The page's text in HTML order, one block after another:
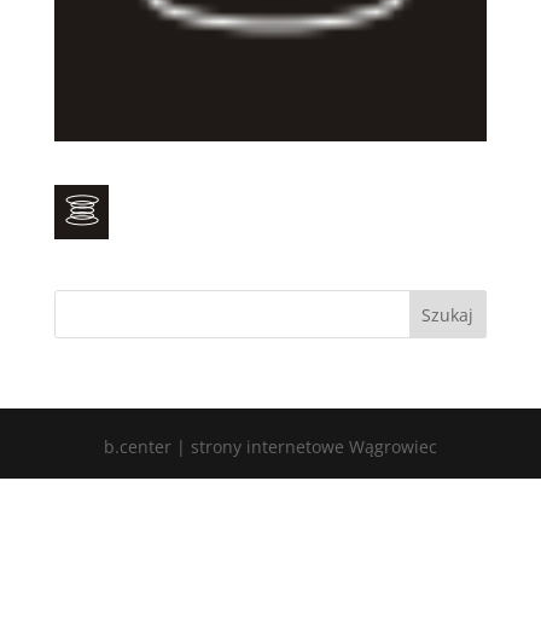
b.center | strony internetowe Wągrowiec